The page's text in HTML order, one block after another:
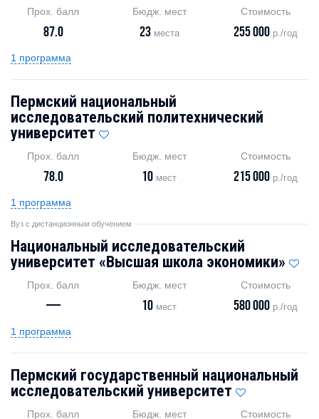
Прох. балл
87.0
Бюдж. мест
23места
Стоимость
255 000 р./год
1 программа
Пермский национальный
исследовательский политехнический
университет
Прох. балл
78.0
Бюдж. мест
10 мест
Стоимость
215 000 р./год
1 программа
Вуз с дистанционным обучением
Национальный исследовательский
университет «Высшая школа экономики»
Прох. балл
—
Бюдж. мест
10 мест
Стоимость
580 000 р./год
1 программа
Пермский государственный национальный
исследовательский университет
Прох. балл Бюдж. мест Стоимость